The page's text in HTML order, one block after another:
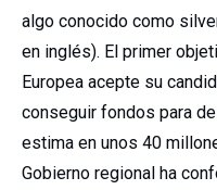
algo conocido como
en inglés). El primer
Europea acepte su
conseguir fondos para
estima en unos 40
Gobierno regional ha